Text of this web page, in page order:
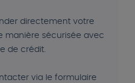
directement votre
manière sécurisée avec
de crédit.
via le formulaire